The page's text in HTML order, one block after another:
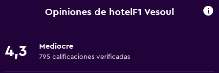
Mesa de fulbolito
Opiniones de hotelF1 Vesoul
4,3 Mediocre
795 calificaciones verificadas